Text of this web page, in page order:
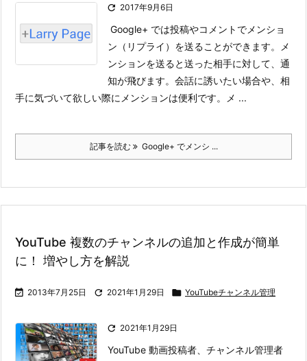
 2017年9月6日
Google+ では投稿やコメントでメンショ
ン（リプライ）を送ることができます。
メ
ンションを送ると送った相手に対して、通
知が飛びます。会話に誘いたい場合や、相
手に気づいて欲しい際にメンションは便利です。
メ ...
記事を読む Google+ でメンシ ...
YouTube 複数のチャンネルの追加と作成が簡単
に！ 増やし方を解説
 2013年7月25日  2021年1月29日  YouTubeチャンネル管理
 2021年1月29日
YouTube 動画投稿者、チャンネル管理者